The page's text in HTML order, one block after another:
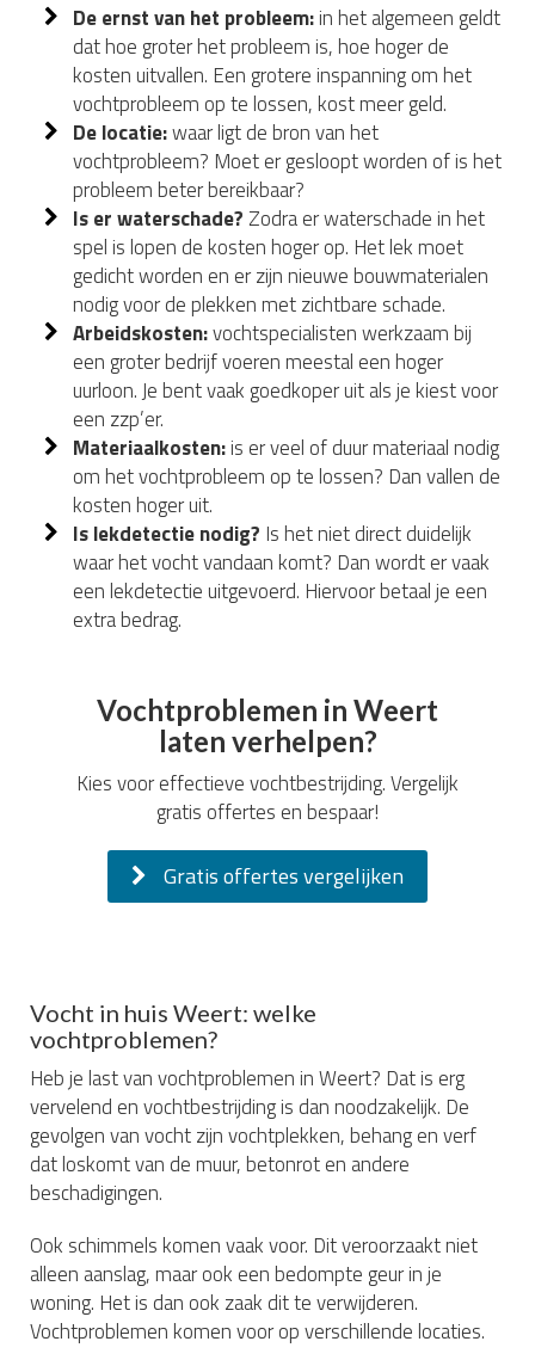
De ernst van het probleem:in het algemeen geldt
dat hoe groter het probleem is, hoe hoger de
kosten uitvallen. Een grotere inspanning om het
vochtprobleem op te lossen, kost meer geld.
De locatie:waar ligt de bron van het
vochtprobleem? Moet er gesloopt worden of is het
probleem beter bereikbaar?
Is er waterschade? Zodra er waterschade in het
spel is lopen de kosten hoger op. Het lek moet
gedicht worden en er zijn nieuwe bouwmaterialen
nodig voor de plekken met zichtbare schade.
Arbeidskosten:vochtspecialisten werkzaam bij
een groter bedrijf voeren meestal een hoger
uurloon. Je bent vaak goedkoper uit als je kiest voor
een zzp’er.
Materiaalkosten:is er veel of duur materiaal nodig
om het vochtprobleem op te lossen? Dan vallen de
kosten hoger uit.
Is lekdetectie nodig? Is het niet direct duidelijk
waar het vocht vandaan komt? Dan wordt er vaak
een lekdetectie uitgevoerd. Hiervoor betaal je een
extra bedrag.
Vochtproblemen in Weert
laten verhelpen?
Kies voor effectieve vochtbestrijding. Vergelijk
gratis offertes en bespaar!
Gratis offertes vergelijken
Vocht in huis Weert: welke
vochtproblemen?
Heb je last van vochtproblemen in Weert? Dat is erg
vervelend en vochtbestrijding is dan noodzakelijk. De
gevolgen van vocht zijn vochtplekken, behang en verf
dat loskomt van de muur, betonrot en andere
beschadigingen.
Ook schimmels komen vaak voor. Dit veroorzaakt niet
alleen aanslag, maar ook een bedompte geur in je
woning. Het is dan ook zaak dit te verwijderen.
Vochtproblemen komen voor op verschillende locaties.